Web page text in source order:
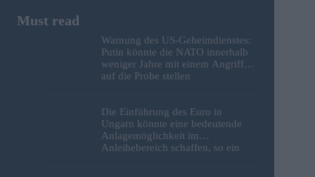
Warnung des US-Geheimdienstes:
Putin könnte die NATO innerhalb
weniger Jahre mit einem Angriff
auf die Probe stellen
Die Einführung des Euro in
Ungarn könnte eine bedeutende
Anlagemöglichkeit im
Anleihebereich schaffen, so ein